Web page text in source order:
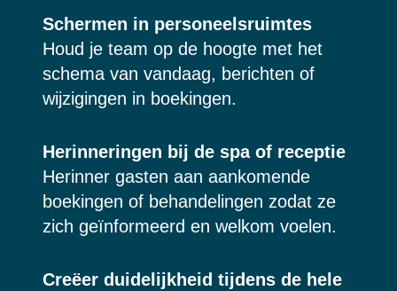
Schermen in personeelsruimtes
Houd je team op de hoogte met het
schema van vandaag, berichten of
wijzigingen in boekingen.
Herinneringen bij de spa of receptie
Herinner gasten aan aankomende
boekingen of behandelingen zodat ze
zich geïnformeerd en welkom voelen.
Creëer duidelijkheid tijdens de hele